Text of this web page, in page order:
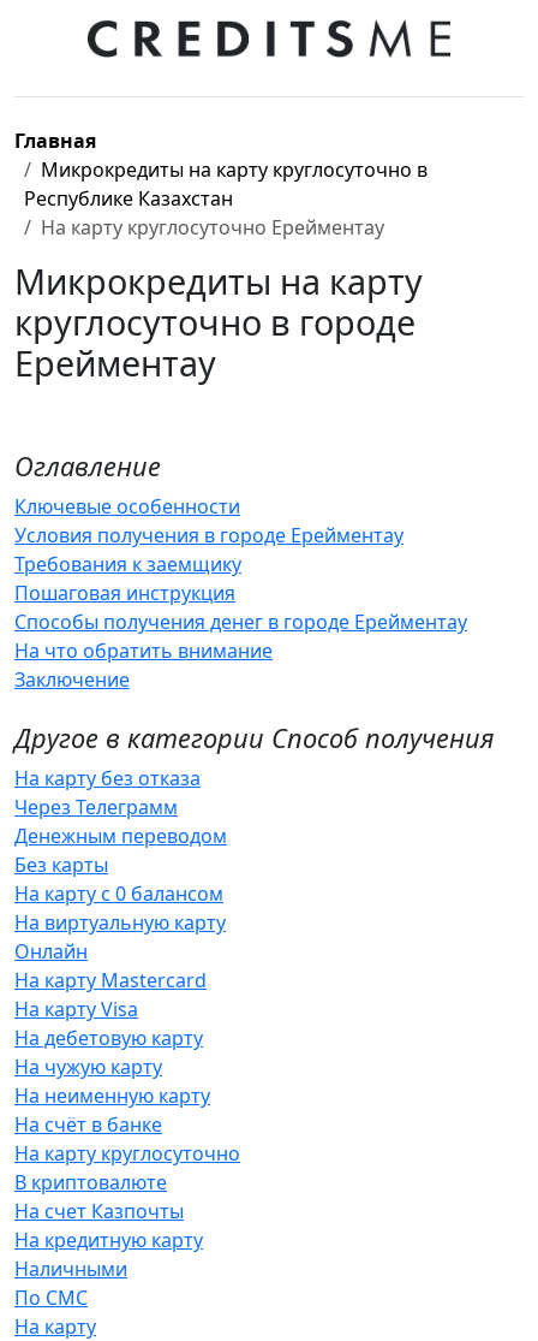
Главная
Микрокредиты на карту круглосуточно в
Республике Казахстан
На карту круглосуточно Ерейментау
Микрокредиты на карту
круглосуточно в городе
Ерейментау
Оглавление
Ключевые особенности
Условия получения в городе Ерейментау
Требования к заемщику
Пошаговая инструкция
Способы получения денег в городе Ерейментау
На что обратить внимание
Заключение
Другое в категории Способ получения
На карту без отказа
Через Телеграмм
Денежным переводом
Без карты
На карту с 0 балансом
На виртуальную карту
Онлайн
На карту Mastercard
На карту Visa
На дебетовую карту
На чужую карту
На неименную карту
На счёт в банке
На карту круглосуточно
В криптовалюте
На счет Казпочты
На кредитную карту
Наличными
По СМС
На карту